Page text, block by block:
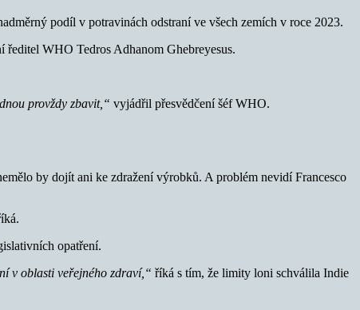
podíl v potravinách odstraní ve všech zemích v roce 2023.
ředitel WHO Tedros Adhanom Ghebreyesus.
provždy zbavit,“ vyjádřil přesvědčení šéf WHO.
by dojít ani ke zdražení výrobků. A problém nevidí Francesco
opatření.
v oblasti veřejného zdraví,“ říká s tím, že limity loni schválila Indie